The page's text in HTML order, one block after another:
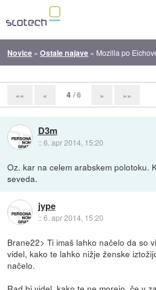
Novice »Ostale najave » Mozilla po
«« « 4 / 6 » »»
D3m
::6. apr 2014, 15:20
Oz. kar na celem arabskem polotoku.
seveda.
jype
::6. apr 2014, 15:20
Brane22> Ti imaš lahko načelo da so
videl, kako te lahko nižje ženske
načelo.